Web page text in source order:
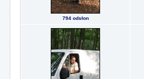
794 odsłon